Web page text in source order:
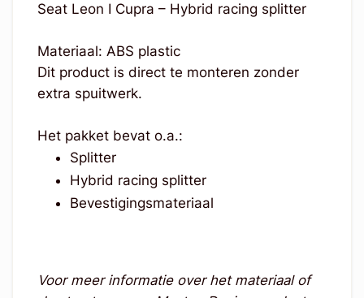
Seat Leon I Cupra – Hybrid racing splitter
Materiaal: ABS plastic
Dit product is direct te monteren zonder
extra spuitwerk.
Het pakket bevat o.a.:
Splitter
Hybrid racing splitter
Bevestigingsmateriaal
Voor meer informatie over het materiaal of